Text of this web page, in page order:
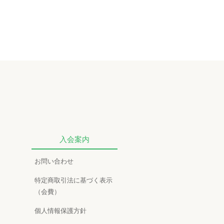
入会案内
お問い合わせ
特定商取引法に基づく表示
（会費）
個人情報保護方針